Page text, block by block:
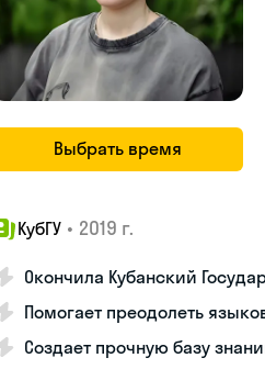
Выбрать время
КубГУ • 2019 г.
Окончила Кубанский
Помогает преодолеть
Создает прочную базу